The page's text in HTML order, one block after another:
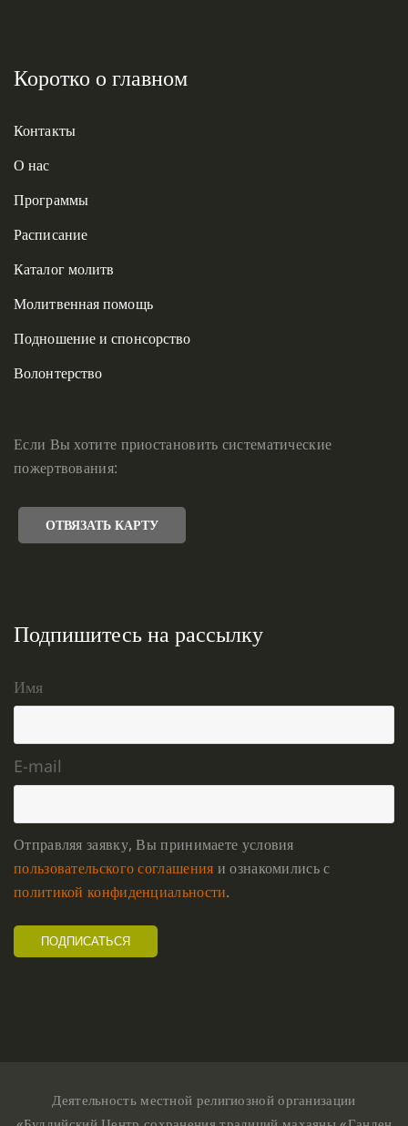
Коротко о главном
Контакты
О нас
Программы
Расписание
Каталог молитв
Молитвенная помощь
Подношение и спонсорство
Волонтерство
Если Вы хотите приостановить систематические
пожертвования:
ОТВЯЗАТЬ КАРТУ
Подпишитесь на рассылку
Имя
E-mail
Отправляя заявку, Вы принимаете условия
пользовательского соглашения и ознакомились с
политикой конфиденциальности.
Деятельность местной религиозной организации